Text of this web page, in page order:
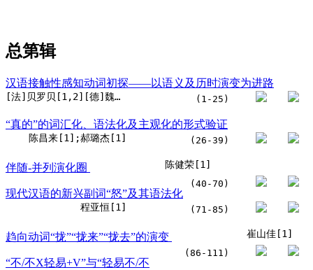
总第辑
汉语接触性感知动词初探——以语义及历时演变为进路
[法]贝罗贝[1,2][德]魏婷兰;周兮吟 (1-25)
“真的”的词汇化、语法化及主观化的形式验证
陈昌来[1];郝璐杰[1] (26-39)
伴随-并列演化圈 陈健荣[1]
(40-70)
现代汉语的新兴副词“怒”及其语法化
程亚恒[1] (71-85)
趋向动词“拢”“拢来”“拢去”的演变 崔山佳[1]
(86-111)
“不/不X轻易+V”与“轻易不/不